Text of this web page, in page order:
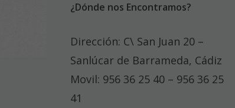
¿Dónde nos Encontramos?
Dirección: C\ San Juan 20 –
Sanlúcar de Barrameda, Cádiz
Movil: 956 36 25 40 – 956 36 25
41